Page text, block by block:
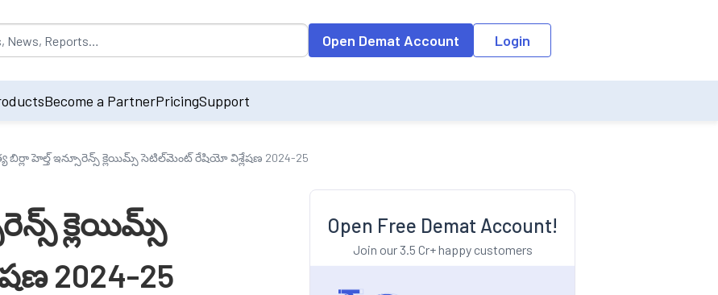
by default on accessing the input field. On entering data into the input field, the suggestion list will be updated as per the
Open Demat Account Login
Become a PartnerPricingSupport
బిర్లా హెల్త్ ఇన్సూరెన్స్ క్లెయిమ్స్ సెటిల్‌మెంట్ రేషియో విశ్లేషణ 2024-25
క్లెయిమ్స్
2024-25
Open Free Demat Account!
Join our 3.5 Cr+ happy customers